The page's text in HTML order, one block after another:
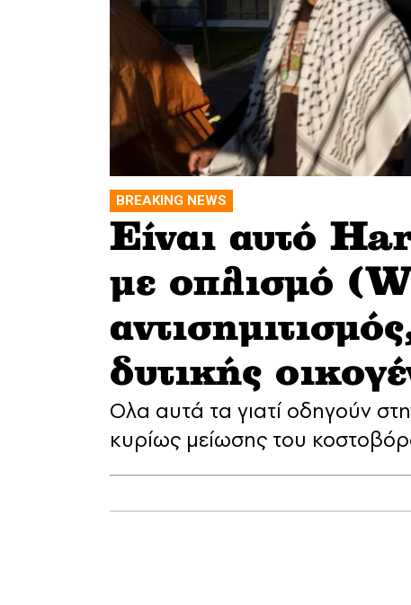
BREAKING NEWS
Είναι αυτό
με οπλισμό
δυτικής
Ολα αυτά τα γιατί οδηγούν
κυρίως μείωσης του